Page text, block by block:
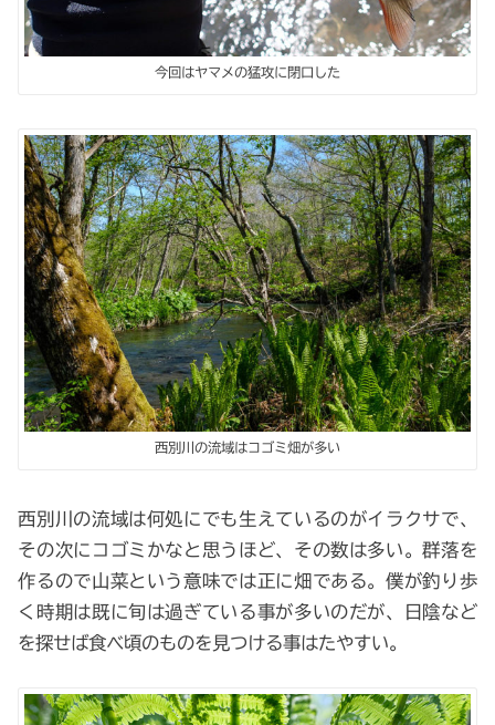
今回はヤマメの猛攻に閉口した
西別川の流域はコゴミ畑が多い
西別川の流域は何処にでも生えているのがイラクサで、
その次にコゴミかなと思うほど、その数は多い。群落を
作るので山菜という意味では正に畑である。僕が釣り歩
く時期は既に旬は過ぎている事が多いのだが、日陰など
を探せば食べ頃のものを見つける事はたやすい。